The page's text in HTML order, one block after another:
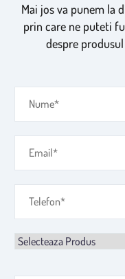
Mai jos va punem la
prin care ne puteti
despre